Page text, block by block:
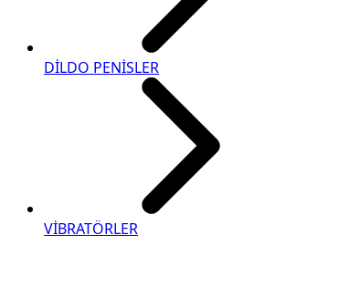
DİLDO PENİSLER
VİBRATÖRLER